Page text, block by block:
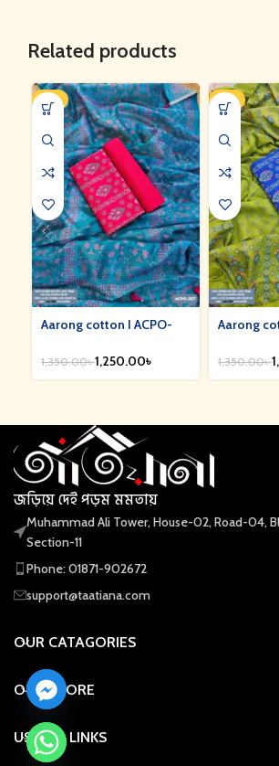
Related products
-7%
Aarong cotton I ACPO-
1,350.00৳1,250.00৳
-7%
Aarong
1,350.00৳
জড়িয়ে দেই পড়ম মমতায়
Muhammad Ali Tower, House-02, Road-04,
Section-11
Phone: 01871-902672
support@taatiana.com
OUR CATAGORIES
OUR STORE
USEFUL LINKS